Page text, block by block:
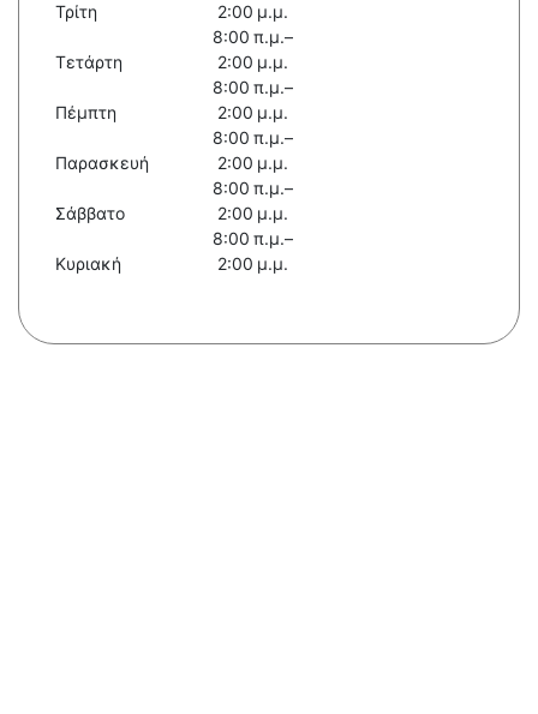
Τρίτη
2:00 μ.μ.
Τετάρτη
8:00 π.μ.–
2:00 μ.μ.
Πέμπτη
8:00 π.μ.–
2:00 μ.μ.
Παρασκευή
8:00 π.μ.–
2:00 μ.μ.
Σάββατο
8:00 π.μ.–
2:00 μ.μ.
Κυριακή
8:00 π.μ.–
2:00 μ.μ.